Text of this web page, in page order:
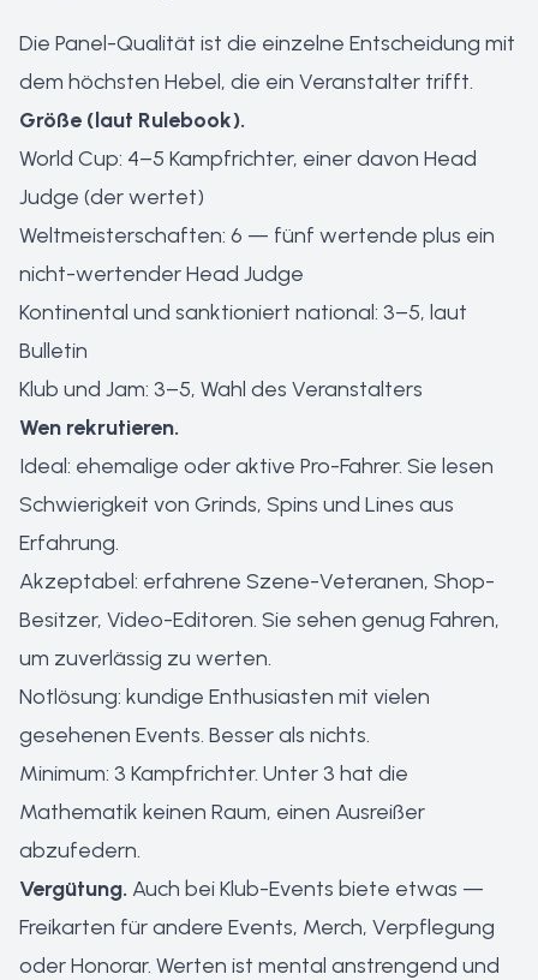
Die Panel-Qualität ist die einzelne Entscheidung mit
dem höchsten Hebel, die ein Veranstalter trifft.
Größe (laut Rulebook).
World Cup: 4–5 Kampfrichter, einer davon Head
Judge (der wertet)
Weltmeisterschaften: 6 — fünf wertende plus ein
nicht-wertender Head Judge
Kontinental und sanktioniert national: 3–5, laut
Bulletin
Klub und Jam: 3–5, Wahl des Veranstalters
Wen rekrutieren.
Ideal: ehemalige oder aktive Pro-Fahrer. Sie lesen
Schwierigkeit von Grinds, Spins und Lines aus
Erfahrung.
Akzeptabel: erfahrene Szene-Veteranen, Shop-
Besitzer, Video-Editoren. Sie sehen genug Fahren,
um zuverlässig zu werten.
Notlösung: kundige Enthusiasten mit vielen
gesehenen Events. Besser als nichts.
Minimum: 3 Kampfrichter. Unter 3 hat die
Mathematik keinen Raum, einen Ausreißer
abzufedern.
Vergütung. Auch bei Klub-Events biete etwas —
Freikarten für andere Events, Merch, Verpflegung
oder Honorar. Werten ist mental anstrengend und